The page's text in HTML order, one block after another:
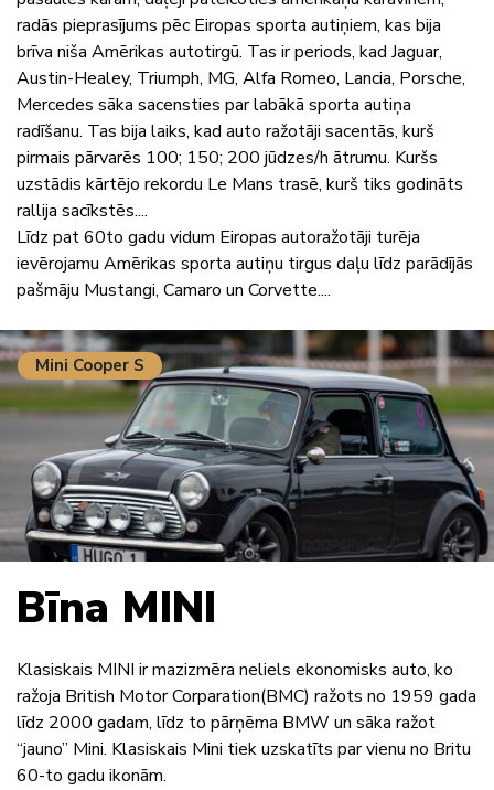
radās pieprasījums pēc Eiropas sporta autiņiem, kas bija
brīva niša Amērikas autotirgū. Tas ir periods, kad Jaguar,
Austin-Healey, Triumph, MG, Alfa Romeo, Lancia, Porsche,
Mercedes sāka sacensties par labākā sporta autiņa
radīšanu. Tas bija laiks, kad auto ražotāji sacentās, kurš
pirmais pārvarēs 100; 150; 200 jūdzes/h ātrumu. Kuršs
uzstādis kārtējo rekordu Le Mans trasē, kurš tiks godināts
rallija sacīkstēs....
Līdz pat 60to gadu vidum Eiropas autoražotāji turēja
ievērojamu Amērikas sporta autiņu tirgus daļu līdz parādījās
pašmāju Mustangi, Camaro un Corvette....
Mini Cooper S
Bīna MINI
Klasiskais MINI ir mazizmēra neliels ekonomisks auto, ko
ražoja British Motor Corparation(BMC) ražots no 1959 gada
līdz 2000 gadam, līdz to pārņēma BMW un sāka ražot
“jauno” Mini. Klasiskais Mini tiek uzskatīts par vienu no Britu
60-to gadu ikonām.